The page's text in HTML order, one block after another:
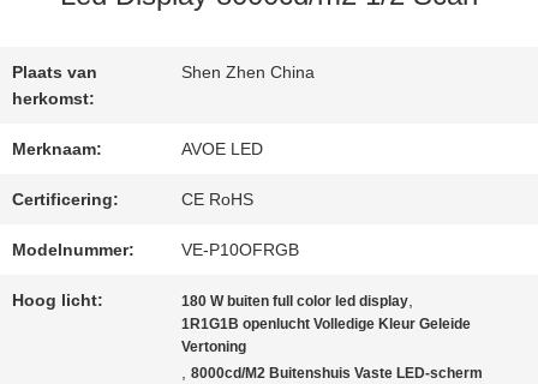
KWALITEITSCONTROLE
NEEM
CONTACT
MET
ONS
OP
Plaats van
herkomst:
Shen Zhen China
Merknaam: AVOE LED
Certificering: CE RoHS
Modelnummer: VE-P10OFRGB
Hoog licht: 180 W buiten full color led display,
1R1G1B openlucht Volledige Kleur Geleide
Vertoning
,8000cd/M2 Buitenshuis Vaste LED-scherm